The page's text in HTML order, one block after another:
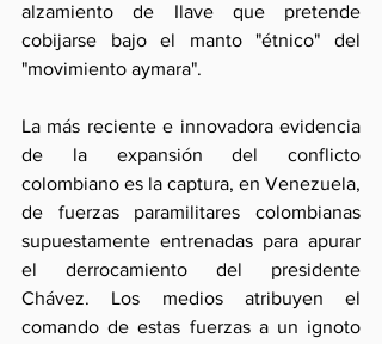
alzamiento de Ilave que pretende
cobijarse bajo el manto "étnico" del
"movimiento aymara".
La más reciente e innovadora evidencia
de la expansión del conflicto
colombiano es la captura, en Venezuela,
de fuerzas paramilitares colombianas
supuestamente entrenadas para apurar
el derrocamiento del presidente
Chávez. Los medios atribuyen el
comando de estas fuerzas a un ignoto